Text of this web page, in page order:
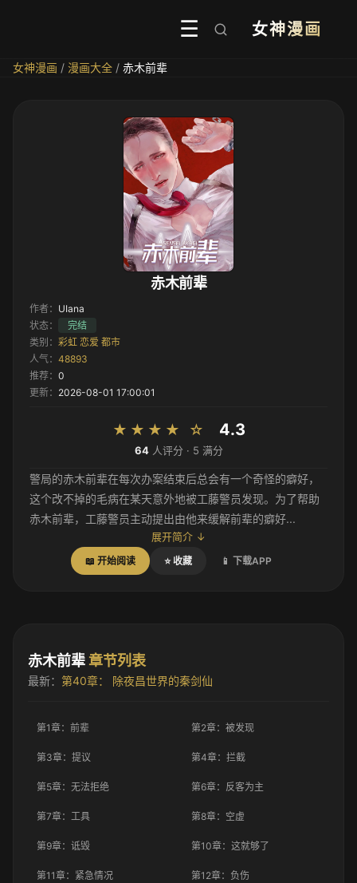
女神漫画
☰
女神漫画 / 漫画大全 / 赤木前辈
赤木前辈
作者： UIana
状态：
完结
类别： 彩虹 恋爱 都市
人气： 48893
推荐： 0
更新： 2026-08-01 17:00:01
★★★★ ☆ 4.3
64人评分 · 5 满分
警局的赤木前辈在每次办案结束后总会有一个奇怪的癖好，
这个改不掉的毛病在某天意外地被工藤警员发现。为了帮助
赤木前辈，工藤警员主动提出由他来缓解前辈的癖好...
展开简介 ↓
📖 开始阅读 ⭐ 收藏 📱 下载APP
赤木前辈章节列表
最新： 第40章： 除夜昌世界的秦剑仙
第1章：前辈 第2章：被发现
第3章：提议 第4章：拦截
第5章：无法拒绝 第6章：反客为主
第7章：工具 第8章：空虚
第9章：诋毁 第10章：这就够了
第11章：紧急情况 第12章：负伤